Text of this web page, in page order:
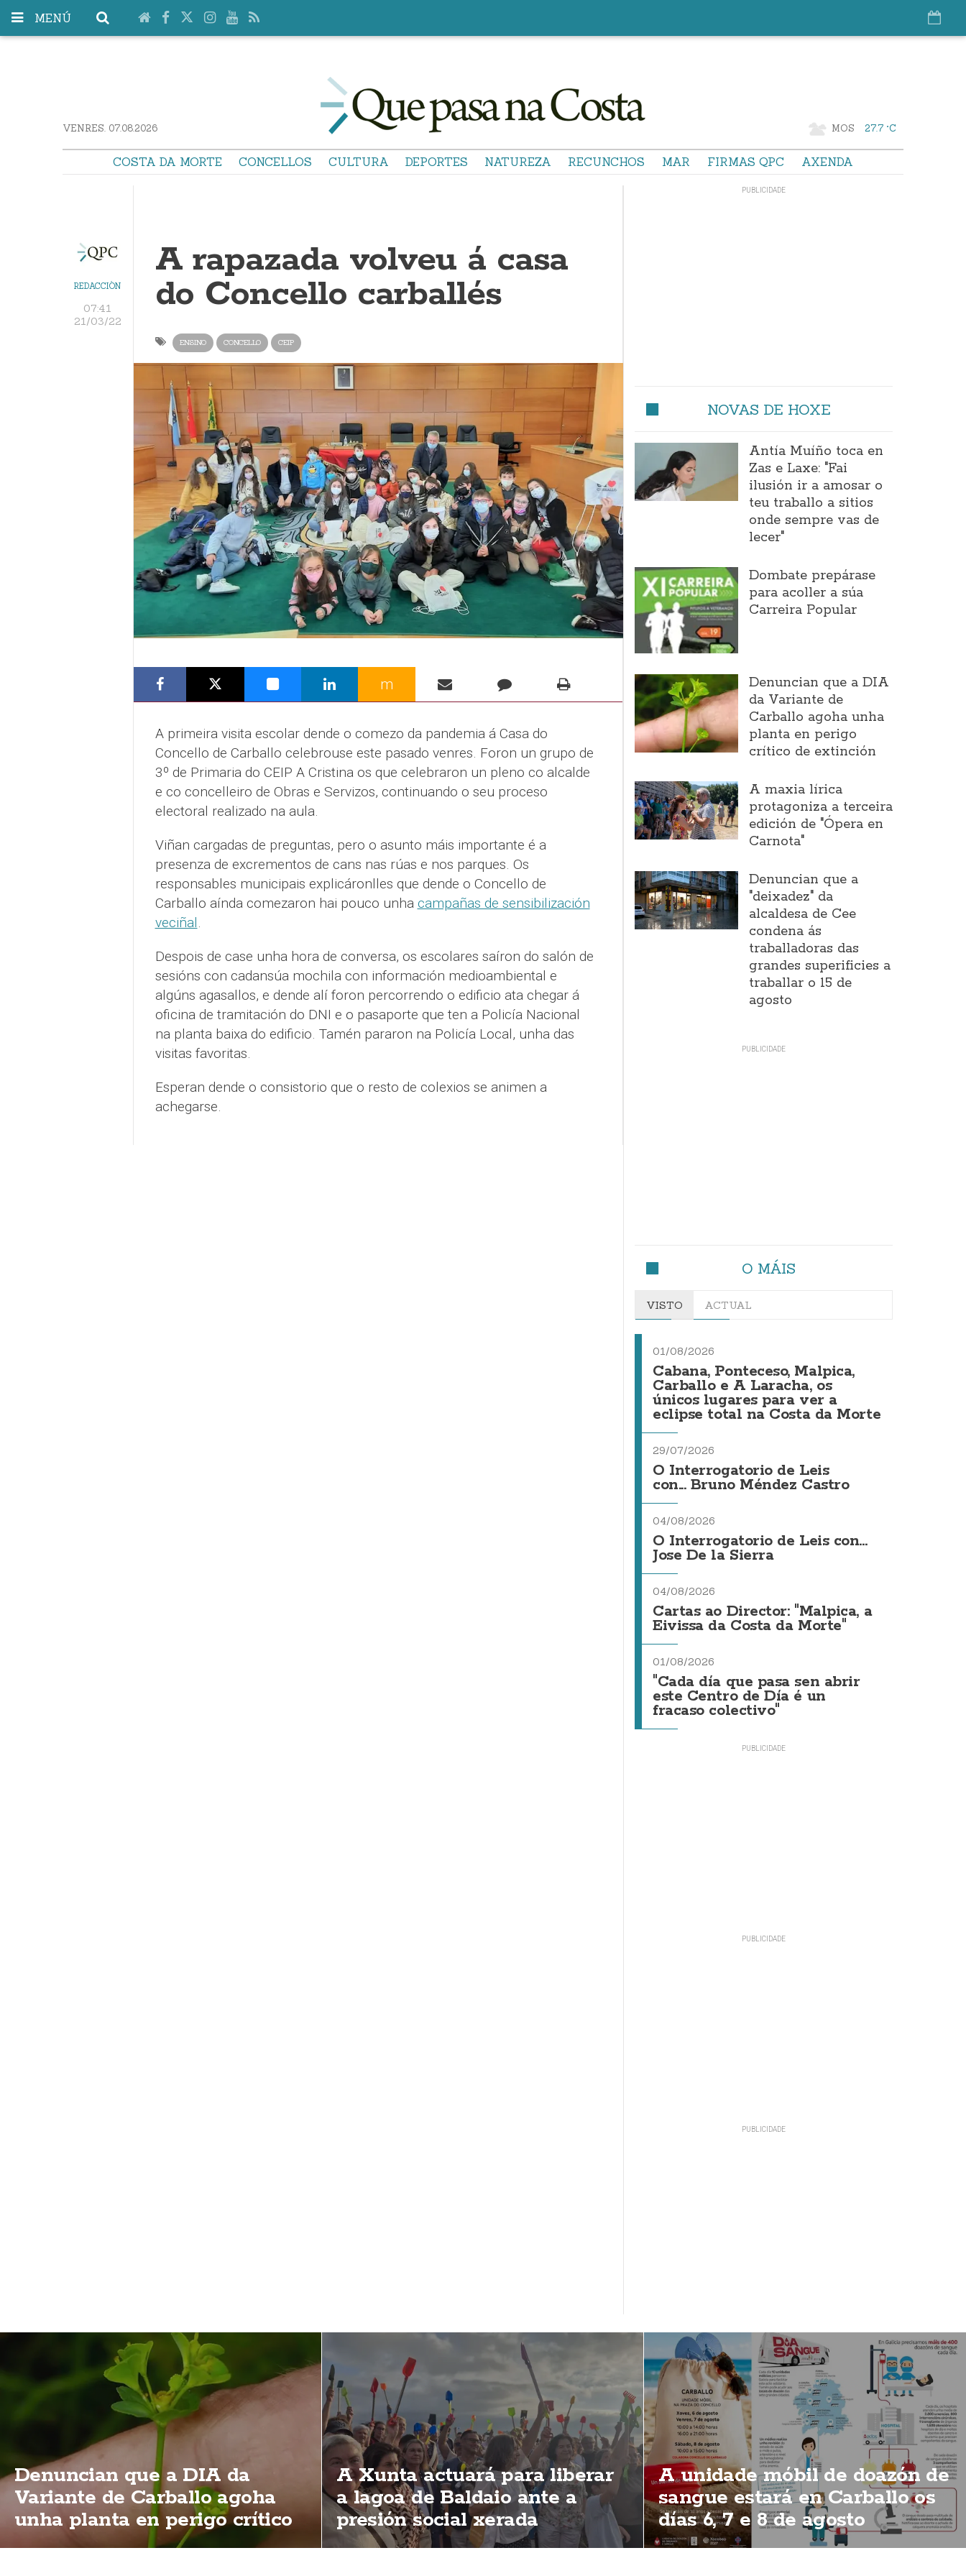
MENÚ
VENRES. 07.08.2026 MOS 27.7 °C
COSTA DA MORTE CONCELLOS CULTURA DEPORTES NATUREZA RECUNCHOS MAR FIRMAS QPC AXENDA
REDACCIÓN
07:41
21/03/22
A rapazada volveu á casa
do Concello carballés
ENSINO CONCELLO CEIP
m
A primeira visita escolar dende o comezo da pandemia á Casa do
Concello de Carballo celebrouse este pasado venres. Foron un grupo de
3º de Primaria do CEIP A Cristina os que celebraron un pleno co alcalde
e co concelleiro de Obras e Servizos, continuando o seu proceso
electoral realizado na aula.
Viñan cargadas de preguntas, pero o asunto máis importante é a
presenza de excrementos de cans nas rúas e nos parques. Os
responsables municipais explicáronlles que dende o Concello de
Carballo aínda comezaron hai pouco unha campañas de sensibilización
veciñal.
Despois de case unha hora de conversa, os escolares saíron do salón de
sesións con cadansúa mochila con información medioambiental e
algúns agasallos, e dende alí foron percorrendo o edificio ata chegar á
oficina de tramitación do DNI e o pasaporte que ten a Policía Nacional
na planta baixa do edificio. Tamén pararon na Policía Local, unha das
visitas favoritas.
Esperan dende o consistorio que o resto de colexios se animen a
achegarse.
NOVAS DE HOXE
Antía Muíño toca en
Zas e Laxe: "Fai
ilusión ir a amosar o
teu traballo a sitios
onde sempre vas de
lecer"
Dombate prepárase
para acoller a súa
Carreira Popular
Denuncian que a DIA
da Variante de
Carballo agoha unha
planta en perigo
crítico de extinción
A maxia lírica
protagoniza a terceira
edición de "Ópera en
Carnota"
Denuncian que a
"deixadez" da
alcaldesa de Cee
condena ás
traballadoras das
grandes superificies a
traballar o 15 de
agosto
O MÁIS
VISTO ACTUAL
01/08/2026
Cabana, Ponteceso, Malpica,
Carballo e A Laracha, os
únicos lugares para ver a
eclipse total na Costa da Morte
29/07/2026
O Interrogatorio de Leis
con... Bruno Méndez Castro
04/08/2026
O Interrogatorio de Leis con...
Jose De la Sierra
04/08/2026
Cartas ao Director: "Malpica, a
Eivissa da Costa da Morte"
01/08/2026
"Cada día que pasa sen abrir
este Centro de Día é un
fracaso colectivo"
Denuncian que a DIA da
Variante de Carballo agoha
unha planta en perigo crítico
de extinción
A Xunta actuará para liberar
a lagoa de Baldaio ante a
presión social xerada
A unidade móbil de doazón de
sangue estará en Carballo os
días 6, 7 e 8 de agosto